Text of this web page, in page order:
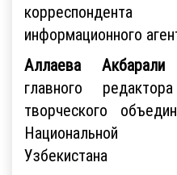
информационного
Аллаева Акбарали
главного
творческого
Национальной
Узбекистана